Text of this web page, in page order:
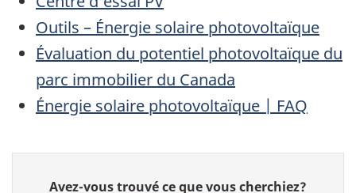
Outils – Énergie solaire photovoltaïque
Évaluation du potentiel photovoltaïque du
parc immobilier du Canada
Énergie solaire photovoltaïque | FAQ
Donnez
Avez-vous trouvé ce que vous cherchiez?